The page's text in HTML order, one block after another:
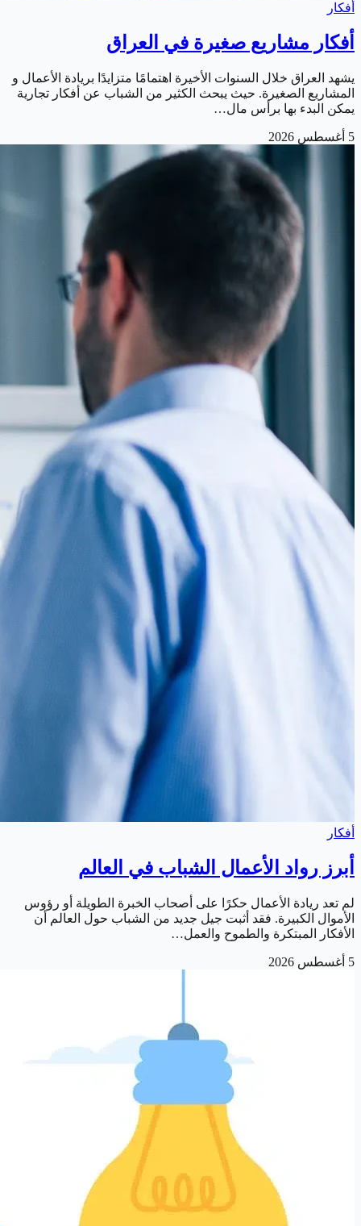
أفكار
أفكار مشاريع صغيرة في العراق
يشهد العراق خلال السنوات الأخيرة اهتمامًا متزايدًا بريادة الأعمال و
المشاريع الصغيرة. حيث يبحث الكثير من الشباب عن أفكار تجارية
يمكن البدء بها برأس مال…
5 أغسطس 2026
أفكار
أبرز رواد الأعمال الشباب في العالم
لم تعد ريادة الأعمال حكرًا على أصحاب الخبرة الطويلة أو رؤوس
الأموال الكبيرة. فقد أثبت جيل جديد من الشباب حول العالم أن
الأفكار المبتكرة والطموح والعمل…
5 أغسطس 2026